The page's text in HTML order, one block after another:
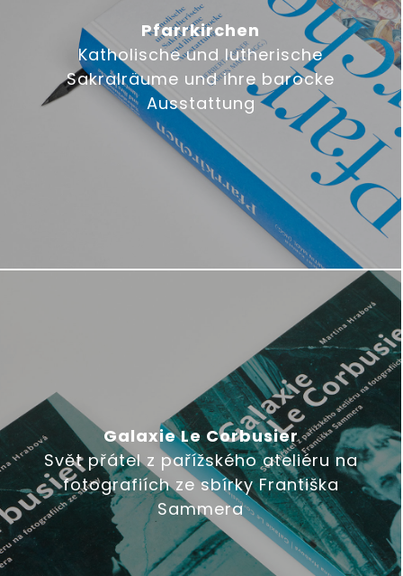
Pfarrkirchen
Katholische und lutherische
Sakralräume und ihre barocke
Ausstattung
Galaxie Le Corbusier
Svět přátel z pařížského ateliéru na
fotografiích ze sbírky Františka
Sammera